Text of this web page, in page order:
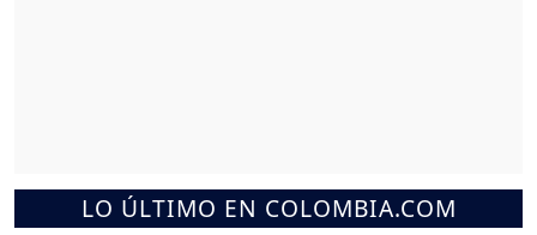
LO ÚLTIMO EN COLOMBIA.COM